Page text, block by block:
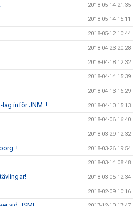
2018-05-14 21:35
2018-05-14 15:11
2018-05-12 10:44
2018-04-23 20:28
2018-04-18 12:32
2018-04-14 15:39
2018-04-13 16:29
lag inför JNM..! 2018-04-10 15:13
2018-04-06 16:40
2018-03-29 12:32
2018-03-26 19:54
2018-03-14 08:48
2018-03-05 12:34
2018-02-09 10:16